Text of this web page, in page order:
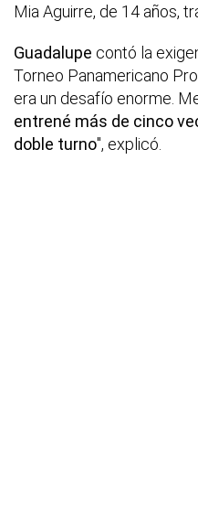
Mia Aguirre, de 14 años,
Guadalupe contó la
Torneo Panamericano
era un desafío enorme.
entrené más de cinco
doble turno", explicó.